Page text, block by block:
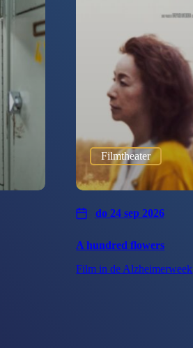
Filmtheater
do 24 sep 2026
A hundred flowers
Film in de Alzheimerweek